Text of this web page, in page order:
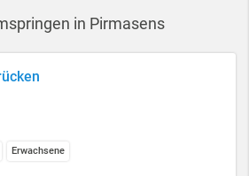
in Pirmasens
Erwachsene